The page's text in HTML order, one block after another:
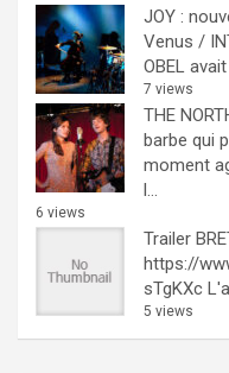
JOY :
Venus /
OBEL
7 views
THE
barbe qui
moment
l...
6 views
Trailer
https://
sTgKXc
5 views